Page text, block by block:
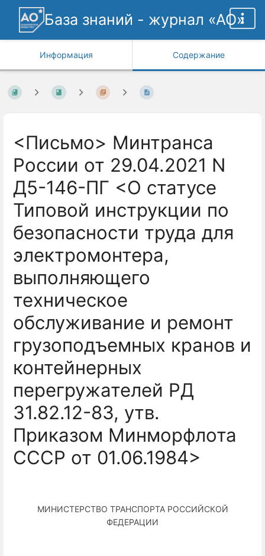
База знаний - журнал «АО»
Информация Содержание
<Письмо> Минтранса
России от 29.04.2021 N
Д5-146-ПГ <О статусе
Типовой инструкции по
безопасности труда для
электромонтера,
выполняющего
техническое
обслуживание и ремонт
грузоподъемных кранов и
контейнерных
перегружателей РД
31.82.12-83, утв.
Приказом Минморфлота
СССР от 01.06.1984>
МИНИСТЕРСТВО ТРАНСПОРТА РОССИЙСКОЙ
ФЕДЕРАЦИИ